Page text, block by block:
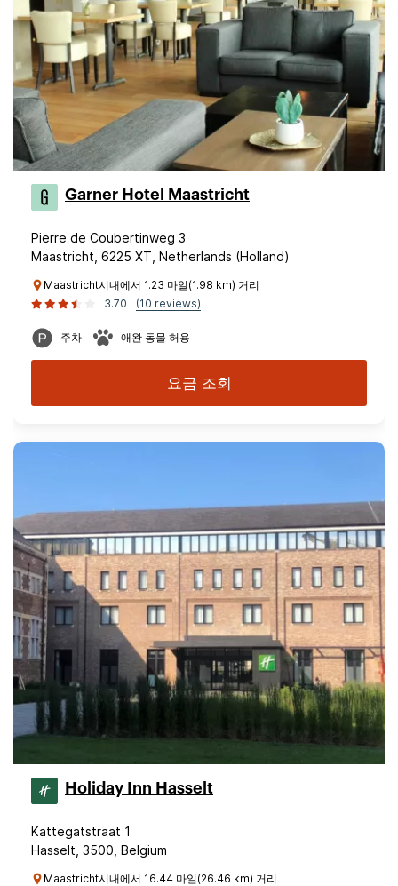
Garner Hotel Maastricht
Pierre de Coubertinweg 3
Maastricht, 6225 XT, Netherlands (Holland)
Maastricht시내에서 1.23 마일(1.98 km) 거리
3.70
(10 reviews)
주차 애완 동물 허용
요금 조회
Holiday Inn Hasselt
Kattegatstraat 1
Hasselt, 3500, Belgium
Maastricht시내에서 16.44 마일(26.46 km) 거리